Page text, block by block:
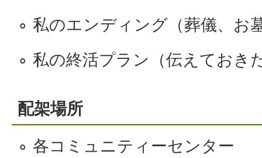
∘ 私のエンディング（葬儀、お
∘ 私の終活プラン（伝えておき
配架場所
∘ 各コミュニティーセンター